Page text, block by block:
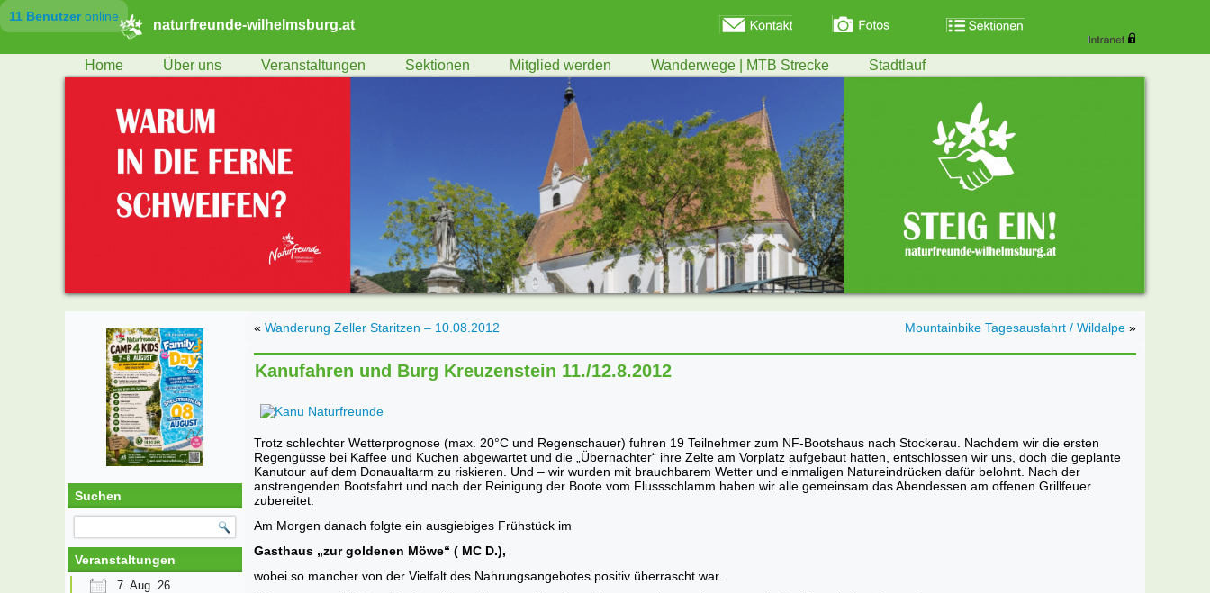
11 Benutzeronline
naturfreunde-wilhelmsburg.at
Home Über uns Veranstaltungen Sektionen Mitglied werden Wanderwege | MTB Strecke Stadtlauf
Suchen
Veranstaltungen
7. Aug. 26
« Wanderung Zeller Staritzen – 10.08.2012 Mountainbike Tagesausfahrt / Wildalpe »
Kanufahren und Burg Kreuzenstein 11./12.8.2012
Trotz schlechter Wetterprognose (max. 20°C und Regenschauer) fuhren 19 Teilnehmer zum NF-Bootshaus nach Stockerau. Nachdem wir die ersten
Regengüsse bei Kaffee und Kuchen abgewartet und die „Übernachter“ ihre Zelte am Vorplatz aufgebaut hatten, entschlossen wir uns, doch die geplante
Kanutour auf dem Donaualtarm zu riskieren. Und – wir wurden mit brauchbarem Wetter und einmaligen Natureindrücken dafür belohnt. Nach der
anstrengenden Bootsfahrt und nach der Reinigung der Boote vom Flussschlamm haben wir alle gemeinsam das Abendessen am offenen Grillfeuer
zubereitet.
Am Morgen danach folgte ein ausgiebiges Frühstück im
Gasthaus „zur goldenen Möwe“ ( MC D.),
wobei so mancher von der Vielfalt des Nahrungsangebotes positiv überrascht war.